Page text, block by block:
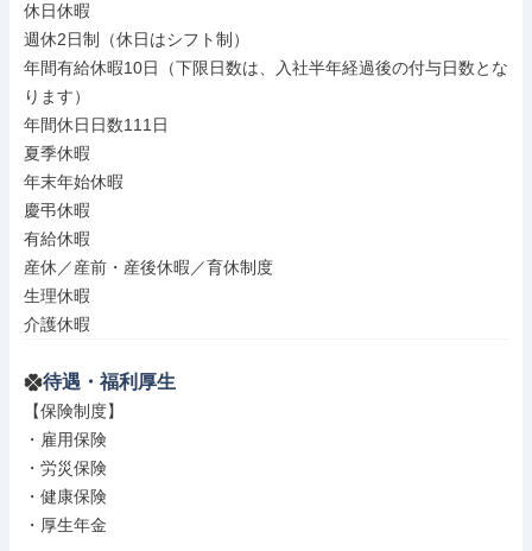
休日休暇
週休2日制（休日はシフト制）
年間有給休暇10日（下限日数は、入社半年経過後の付与日数とな
ります）
年間休日日数111日
夏季休暇
年末年始休暇
慶弔休暇
有給休暇
産休／産前・産後休暇／育休制度
生理休暇
介護休暇
待遇・福利厚生
【保険制度】
・雇用保険
・労災保険
・健康保険
・厚生年金